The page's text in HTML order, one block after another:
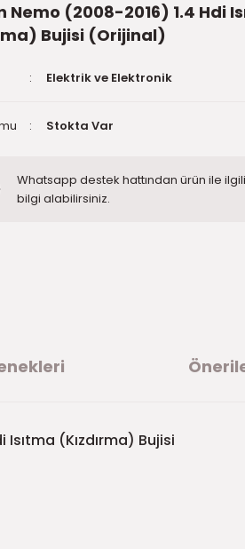
Nemo (2008-2016) 1.4 Hdi
Bujisi (Orijinal)
Elektrik ve Elektronik
Stokta Var
Whatsapp destek hattından ürün ile ilgili
bilgi alabilirsiniz.
(Kızdırma) Bujisi